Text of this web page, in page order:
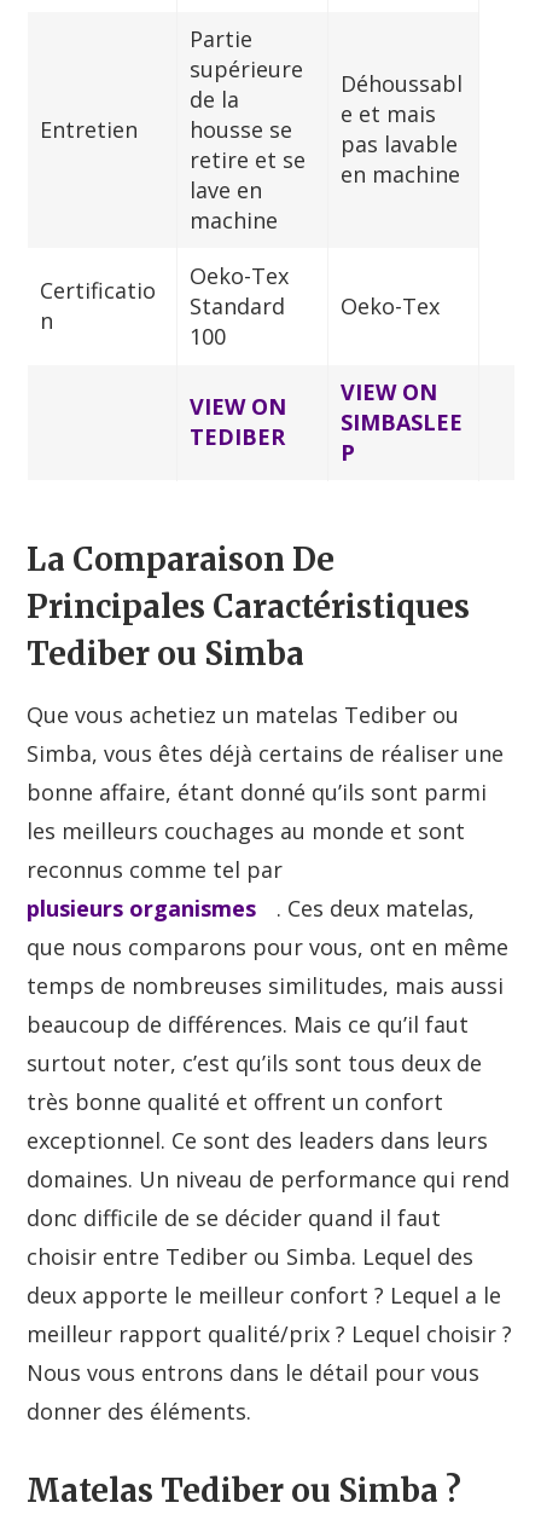
Entretien
Partie
supérieure
de la
housse se
retire et se
lave en
machine
Déhoussabl
e et mais
pas lavable
en machine
Certificatio
n
Oeko-Tex
Standard
100
Oeko-Tex
VIEW ON
TEDIBER
VIEW ON
SIMBASLEE
P
La Comparaison De
Principales Caractéristiques
Tediber ou Simba
Que vous achetiez un matelas Tediber ou
Simba, vous êtes déjà certains de réaliser une
bonne affaire, étant donné qu’ils sont parmi
les meilleurs couchages au monde et sont
reconnus comme tel par
plusieurs organismes
. Ces deux matelas,
que nous comparons pour vous, ont en même
temps de nombreuses similitudes, mais aussi
beaucoup de différences. Mais ce qu’il faut
surtout noter, c’est qu’ils sont tous deux de
très bonne qualité et offrent un confort
exceptionnel. Ce sont des leaders dans leurs
domaines. Un niveau de performance qui rend
donc difficile de se décider quand il faut
choisir entre Tediber ou Simba. Lequel des
deux apporte le meilleur confort ? Lequel a le
meilleur rapport qualité/prix ? Lequel choisir ?
Nous vous entrons dans le détail pour vous
donner des éléments.
Matelas Tediber ou Simba ?